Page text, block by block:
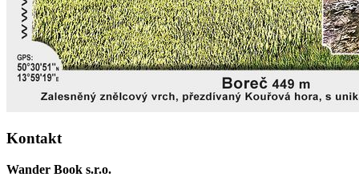
Kontakt
Wander Book s.r.o.